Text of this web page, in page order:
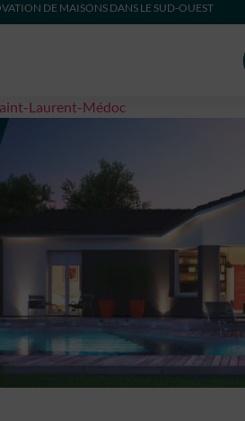
DE MAISONS DANS LE SUD-OUEST
Laurent-Médoc